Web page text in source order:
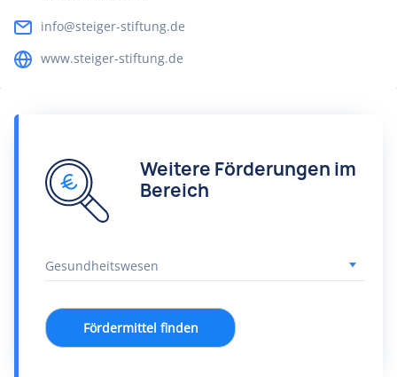
info@steiger-stiftung.de
www.steiger-stiftung.de
Weitere Förderungen im
Bereich
Fördermittel finden